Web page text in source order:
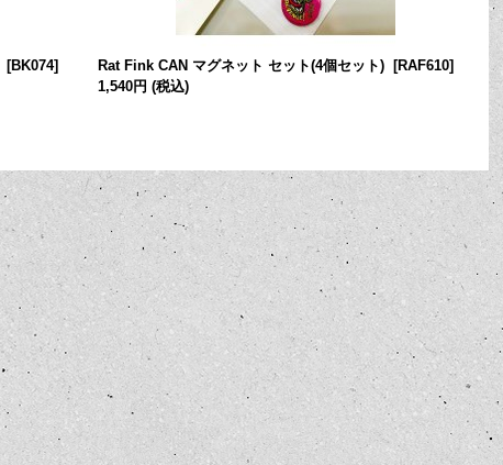
[BK074] Rat Fink CAN マグネット セット(4個セット) [RAF610]
1,540円 (税込)